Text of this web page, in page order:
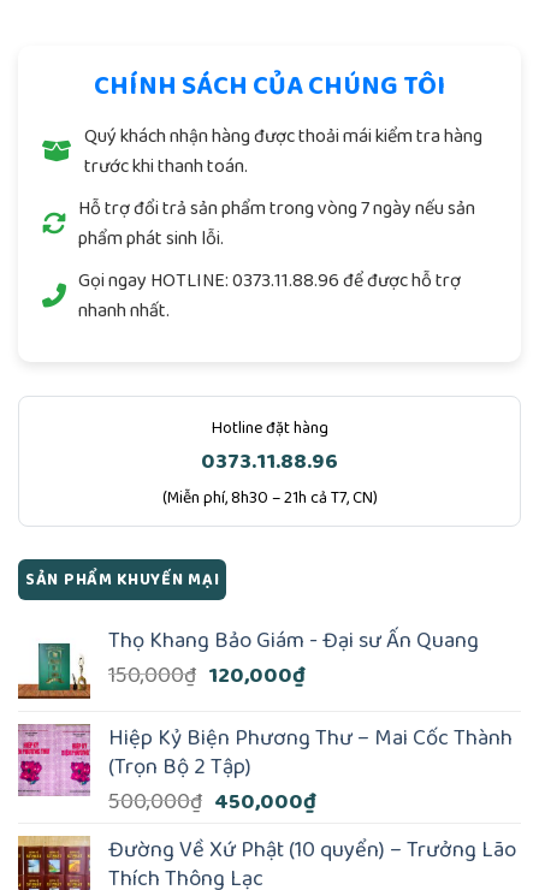
CHÍNH SÁCH CỦA CHÚNG TÔI
Quý khách nhận hàng được thoải mái kiểm tra hàng
trước khi thanh toán.
Hỗ trợ đổi trả sản phẩm trong vòng 7 ngày nếu sản
phẩm phát sinh lỗi.
Gọi ngay HOTLINE: 0373.11.88.96để được hỗ trợ
nhanh nhất.
Hotline đặt hàng
0373.11.88.96
(Miễn phí, 8h30 – 21h cả T7, CN)
SẢN PHẨM KHUYẾN MẠI
Thọ Khang Bảo Giám - Đại sư Ấn Quang
150,000₫ Giá
là:
150,000₫.
120,000₫Giá
tại
là:
120,000₫.
Hiệp Kỷ Biện Phương Thư – Mai Cốc Thành
(Trọn Bộ 2 Tập)
500,000₫ Giá
là:
450,000₫Giá
tại
Đường Về Xứ Phật (10 quyển) – Trưởng Lão
Thích Thông Lạc